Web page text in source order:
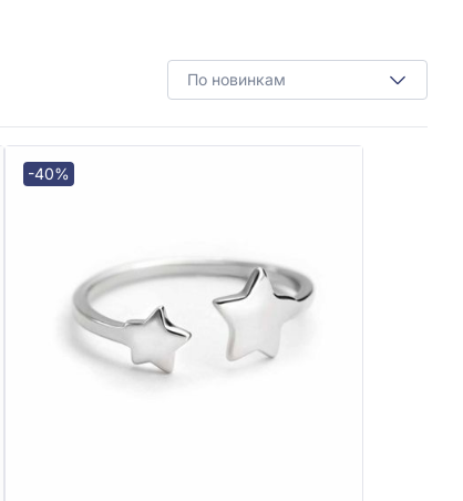
По новинкам
-40%